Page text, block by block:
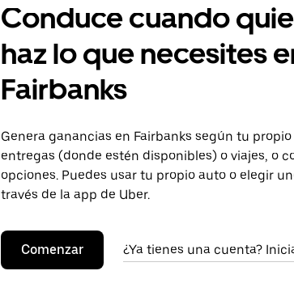
Conduce cuando
haz lo que necesites
Fairbanks
Genera ganancias en Fairbanks según tu
entregas (donde estén disponibles) o viajes, o
opciones. Puedes usar tu propio auto o elegir
través de la app de Uber.
Comenzar ¿Ya tienes una cuenta?